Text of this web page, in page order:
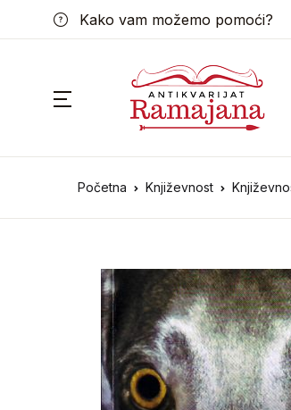
Kako vam možemo pomoći?
Početna Književnost